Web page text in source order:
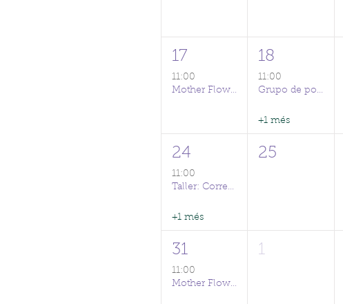
17
11:00
Mother Flow (CAST/ENG)
18
11:00
Grupo de posparto (hasta 12 meses) + danzaterapia con bebés en porteo (CAST/FR)
+1 més
24
11:00
Taller: Correción postural en la maternidad 🌸
+1 més
25
31
11:00
Mother Flow (CAST/ENG)
1